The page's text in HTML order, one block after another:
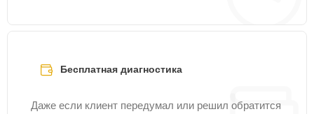
Бесплатная диагностика
Даже если клиент передумал или решил обратится